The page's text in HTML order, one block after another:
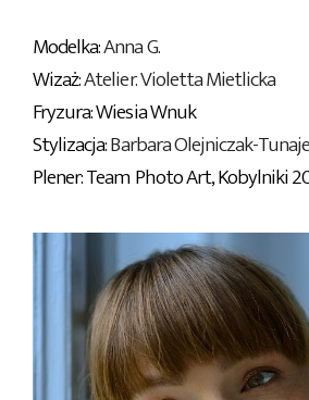
Modelka:Anna G.
Wizaż:Atelier. Violetta Mietlicka
Fryzura: Wiesia Wnuk
Stylizacja:Barbara Olejniczak-
Plener: Team Photo Art, Kobylniki